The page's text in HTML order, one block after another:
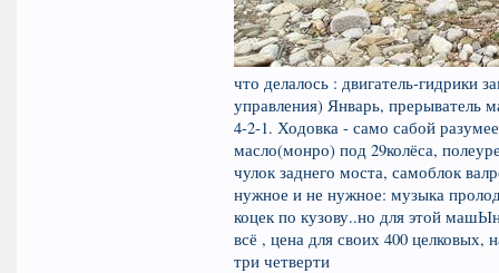
что делалось : двигатель-гидрики
управления) Январь, прерыватель
4-2-1. Ходовка - само сабой
масло(монро) под 29колёса,
чулок заднего моста, самоблок
нужное и не нужное: музыка
коцек по кузову..но для этой
всё , цена для своих 400
три четверти